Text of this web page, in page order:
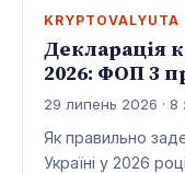
KRYPTOVALYUTA
Декларація
2026: ФОП 3
29 липень 2026 · 8
Як правильно
Україні у 2026